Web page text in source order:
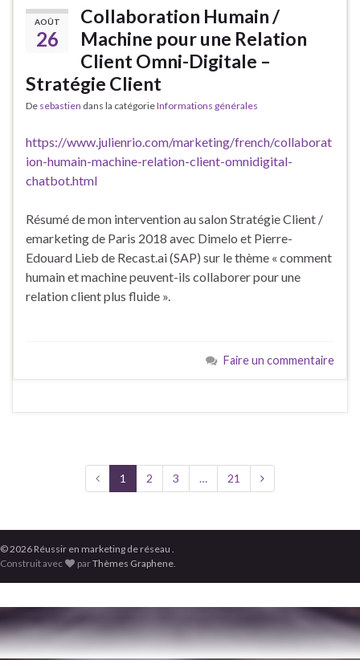
AOÛT
26
Collaboration Humain /
Machine pour une Relation
Client Omni-Digitale –
Stratégie Client
De sebastien dans la catégorieInformations générales
https://www.julienrio.com/marketing/french/collaborat
ion-humain-machine-relation-client-omnidigital-
chatbot.html
Résumé de mon intervention au salon Stratégie Client /
emarketing de Paris 2018 avec Dimelo et Pierre-
Edouard Lieb de Recast.ai (SAP) sur le thème « comment
humain et machine peuvent-ils collaborer pour une
relation client plus fluide ».
Faire un commentaire
1 2 3 … 21
© 2026 Réussir en marketing de réseau .
Construit avec
parThèmes Graphene.